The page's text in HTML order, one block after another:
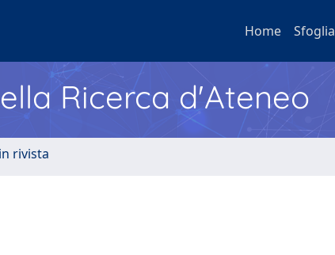
Home Sfoglia
Ricerca d'Ateneo
rivista